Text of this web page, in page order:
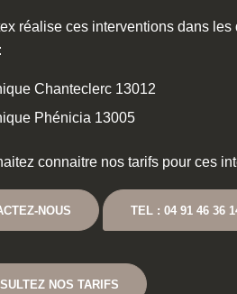
réalise ces interventions dans
Chanteclerc 13012
Phénicia 13005
connaitre nos tarifs pour ces
NOUS TEL : 04 91 46 36
NOS TARIFS